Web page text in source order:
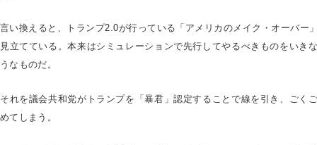
言い換えると、トランプ2.0が行っている「アメリカのメイク・オーバー
見立てている。本来はシミュレーションで先行してやるべきものをいき
うなものだ。
それを議会共和党がトランプを「暴君」認定することで線を引き、ごく
めてしまう。